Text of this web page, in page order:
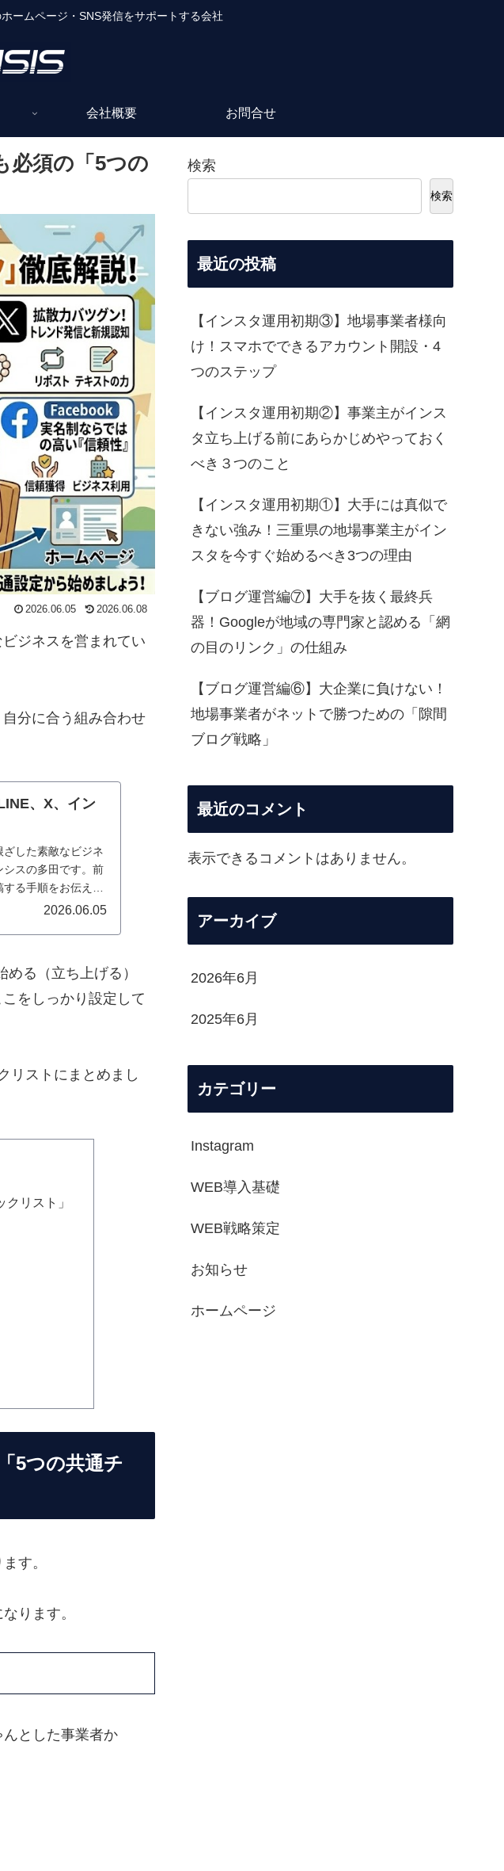
ームページ・SNS発信をサポートする会社
会社概要 お問合せ
必須の「5つの
2026.06.05 2026.06.08
ジネスを営まれてい
自分に合う組み合わせ
、X、イン
した素敵なビジネ
スの多田です。前
る手順をお伝え
2026.06.05
める（立ち上げる）
こをしっかり設定して
リストにまとめまし
リスト」
5つの共通チ
す。
ります。
んとした事業者か
検索
検索
最近の投稿
【インスタ運用初期③】地場事業者様向
け！スマホでできるアカウント開設・4
つのステップ
【インスタ運用初期②】事業主がインス
タ立ち上げる前にあらかじめやっておく
べき３つのこと
【インスタ運用初期①】大手には真似で
きない強み！三重県の地場事業主がイン
スタを今すぐ始めるべき3つの理由
【ブログ運営編⑦】大手を抜く最終兵
器！Googleが地域の専門家と認める「網
の目のリンク」の仕組み
【ブログ運営編⑥】大企業に負けない！
地場事業者がネットで勝つための「隙間
ブログ戦略」
最近のコメント
表示できるコメントはありません。
アーカイブ
2026年6月
2025年6月
カテゴリー
Instagram
WEB導入基礎
WEB戦略策定
お知らせ
ホームページ